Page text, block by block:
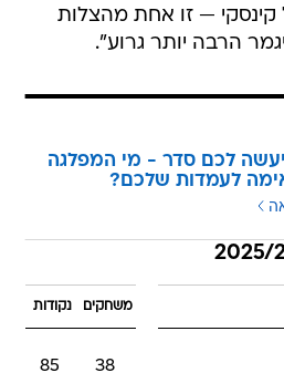
— זו אחת מהצלות
הרבה יותר גרוע".
לכם סדר - מי המפלגה
לעמדות שלכם?
משחקים נקודות
38
85